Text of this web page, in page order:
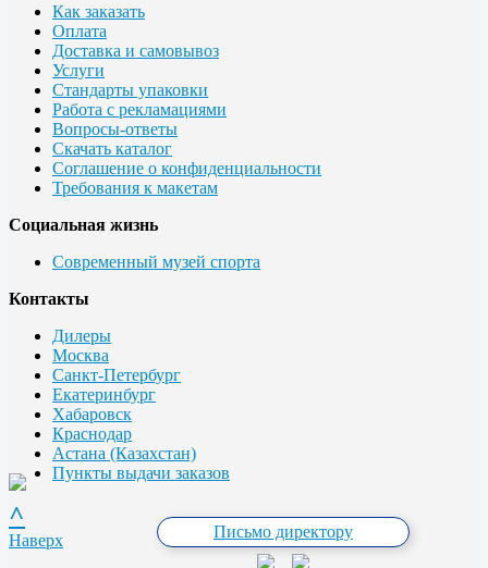
Как заказать
Оплата
Доставка и самовывоз
Услуги
Стандарты упаковки
Работа с рекламациями
Вопросы-ответы
Скачать каталог
Соглашение о конфиденциальности
Требования к макетам
Социальная жизнь
Современный музей спорта
Контакты
Дилеры
Москва
Санкт-Петербург
Екатеринбург
Хабаровск
Краснодар
Астана (Казахстан)
Пункты выдачи заказов
Письмо директору
^
Наверх